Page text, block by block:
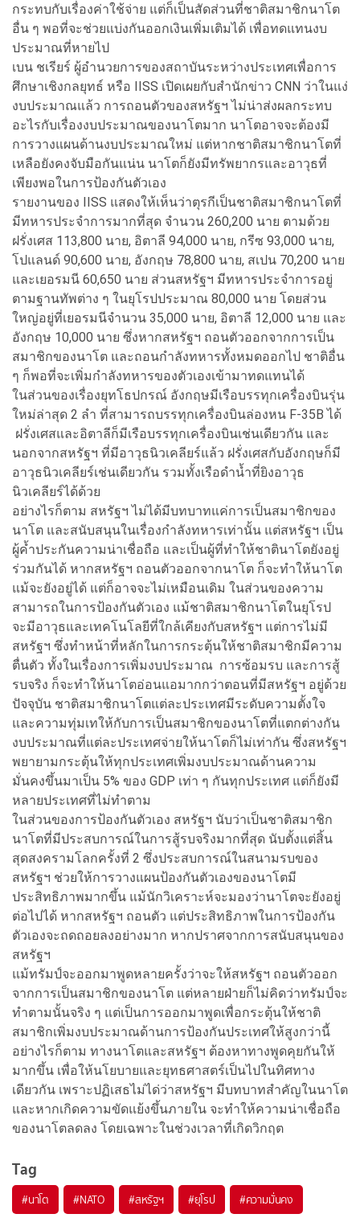
กระทบกับเรื่องค่าใช้จ่าย แต่ก็เป็นสัดส่วนที่ชาติสมาชิกนาโต
อื่น ๆ พอที่จะช่วยแบ่งกันออกเงินเพิ่มเติมได้ เพื่อทดแทนงบ
ประมาณที่หายไป
เบน ชเรียร์ ผู้อำนวยการของสถาบันระหว่างประเทศเพื่อการ
ศึกษาเชิงกลยุทธ์ หรือ IISS เปิดเผยกับสำนักข่าว CNN ว่าในแง่
งบประมาณแล้ว การถอนตัวของสหรัฐฯ ไม่น่าส่งผลกระทบ
อะไรกับเรื่องงบประมาณของนาโตมาก นาโตอาจจะต้องมี
การวางแผนด้านงบประมาณใหม่ แต่หากชาติสมาชิกนาโตที่
เหลือยังคงจับมือกันแน่น นาโตก็ยังมีทรัพยากรและอาวุธที่
เพียงพอในการป้องกันตัวเอง
รายงานของ IISS แสดงให้เห็นว่าตุรกีเป็นชาติสมาชิกนาโตที่
มีทหารประจำการมากที่สุด จำนวน 260,200 นาย ตามด้วย
ฝรั่งเศส 113,800 นาย, อิตาลี 94,000 นาย, กรีซ 93,000 นาย,
โปแลนด์ 90,600 นาย, อังกฤษ 78,800 นาย, สเปน 70,200 นาย
และเยอรมนี 60,650 นาย ส่วนสหรัฐฯ มีทหารประจำการอยู่
ตามฐานทัพต่าง ๆ ในยุโรปประมาณ 80,000 นาย โดยส่วน
ใหญ่อยู่ที่เยอรมนีจำนวน 35,000 นาย, อิตาลี 12,000 นาย และ
อังกฤษ 10,000 นาย ซึ่งหากสหรัฐฯ ถอนตัวออกจากการเป็น
สมาชิกของนาโต และถอนกำลังทหารทั้งหมดออกไป ชาติอื่น
ๆ ก็พอที่จะเพิ่มกำลังทหารของตัวเองเข้ามาทดแทนได้
ในส่วนของเรื่องยุทโธปกรณ์ อังกฤษมีเรือบรรทุกเครื่องบินรุ่น
ใหม่ล่าสุด 2 ลำ ที่สามารถบรรทุกเครื่องบินล่องหน F-35B ได้
ฝรั่งเศสและอิตาลีก็มีเรือบรรทุกเครื่องบินเช่นเดียวกัน และ
นอกจากสหรัฐฯ ที่มีอาวุธนิวเคลียร์แล้ว ฝรั่งเศสกับอังกฤษก็มี
อาวุธนิวเคลียร์เช่นเดียวกัน รวมทั้งเรือดำน้ำที่ยิงอาวุธ
นิวเคลียร์ได้ด้วย
อย่างไรก็ตาม สหรัฐฯ ไม่ได้มีบทบาทแค่การเป็นสมาชิกของ
นาโต และสนับสนุนในเรื่องกำลังทหารเท่านั้น แต่สหรัฐฯ เป็น
ผู้ค้ำประกันความน่าเชื่อถือ และเป็นผู้ที่ทำให้ชาตินาโตยังอยู่
ร่วมกันได้ หากสหรัฐฯ ถอนตัวออกจากนาโต ก็จะทำให้นาโต
แม้จะยังอยู่ได้ แต่ก็อาจจะไม่เหมือนเดิม ในส่วนของความ
สามารถในการป้องกันตัวเอง แม้ชาติสมาชิกนาโตในยุโรป
จะมีอาวุธและเทคโนโลยีที่ใกล้เคียงกับสหรัฐฯ แต่การไม่มี
สหรัฐฯ ซึ่งทำหน้าที่หลักในการกระตุ้นให้ชาติสมาชิกมีความ
ตื่นตัว ทั้งในเรื่องการเพิ่มงบประมาณ การซ้อมรบ และการสู้
รบจริง ก็จะทำให้นาโตอ่อนแอมากกว่าตอนที่มีสหรัฐฯ อยู่ด้วย
ปัจจุบัน ชาติสมาชิกนาโตแต่ละประเทศมีระดับความตั้งใจ
และความทุ่มเทให้กับการเป็นสมาชิกของนาโตที่แตกต่างกัน
งบประมาณที่แต่ละประเทศจ่ายให้นาโตก็ไม่เท่ากัน ซึ่งสหรัฐฯ
พยายามกระตุ้นให้ทุกประเทศเพิ่มงบประมาณด้านความ
มั่นคงขึ้นมาเป็น 5% ของ GDP เท่า ๆ กันทุกประเทศ แต่ก็ยังมี
หลายประเทศที่ไม่ทำตาม
ในส่วนของการป้องกันตัวเอง สหรัฐฯ นับว่าเป็นชาติสมาชิก
นาโตที่มีประสบการณ์ในการสู้รบจริงมากที่สุด นับตั้งแต่สิ้น
สุดสงครามโลกครั้งที่ 2 ซึ่งประสบการณ์ในสนามรบของ
สหรัฐฯ ช่วยให้การวางแผนป้องกันตัวเองของนาโตมี
ประสิทธิภาพมากขึ้น แม้นักวิเคราะห์จะมองว่านาโตจะยังอยู่
ต่อไปได้ หากสหรัฐฯ ถอนตัว แต่ประสิทธิภาพในการป้องกัน
ตัวเองจะถดถอยลงอย่างมาก หากปราศจากการสนับสนุนของ
สหรัฐฯ
แม้ทรัมป์จะออกมาพูดหลายครั้งว่าจะให้สหรัฐฯ ถอนตัวออก
จากการเป็นสมาชิกของนาโต แต่หลายฝ่ายก็ไม่คิดว่าทรัมป์จะ
ทำตามนั้นจริง ๆ แต่เป็นการออกมาพูดเพื่อกระตุ้นให้ชาติ
สมาชิกเพิ่มงบประมาณด้านการป้องกันประเทศให้สูงกว่านี้
อย่างไรก็ตาม ทางนาโตและสหรัฐฯ ต้องหาทางพูดคุยกันให้
มากขึ้น เพื่อให้นโยบายและยุทธศาสตร์เป็นไปในทิศทาง
เดียวกัน เพราะปฏิเสธไม่ได่ว่าสหรัฐฯ มีบทบาทสำคัญในนาโต
และหากเกิดความขัดแย้งขึ้นภายใน จะทำให้ความน่าเชื่อถือ
ของนาโตลดลง โดยเฉพาะในช่วงเวลาที่เกิดวิกฤต
Tag
#นาโต #NATO #สหรัฐฯ #ยุโรป #ความมั่นคง